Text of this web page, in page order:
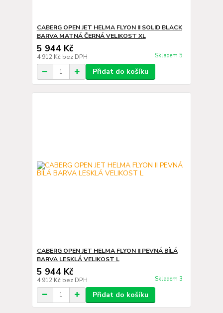
CABERG OPEN JET HELMA FLYON II SOLID BLACK
BARVA MATNÁ ČERNÁ VELIKOST XL
5 944 Kč
4 912 Kč bez DPH Skladem 5
Přidat do košíku
CABERG OPEN JET HELMA FLYON II PEVNÁ BÍLÁ
BARVA LESKLÁ VELIKOST L
5 944 Kč
4 912 Kč bez DPH Skladem 3
Přidat do košíku